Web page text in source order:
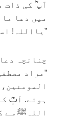
آپ ؓ کی ذات
میں دعا
”یااللہ!
چنانچہ
”مراد
ہوئے. آپؓ
اللہﷺ سے